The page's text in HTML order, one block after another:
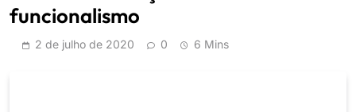
funcionalismo
2 de julho de 2020 0 6 Mins